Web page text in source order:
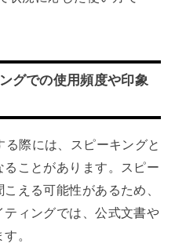
グでの使用頻度や印象
る際には、スピーキングと
ことがあります。スピー
える可能性があるため、
ィングでは、公式文書や
。